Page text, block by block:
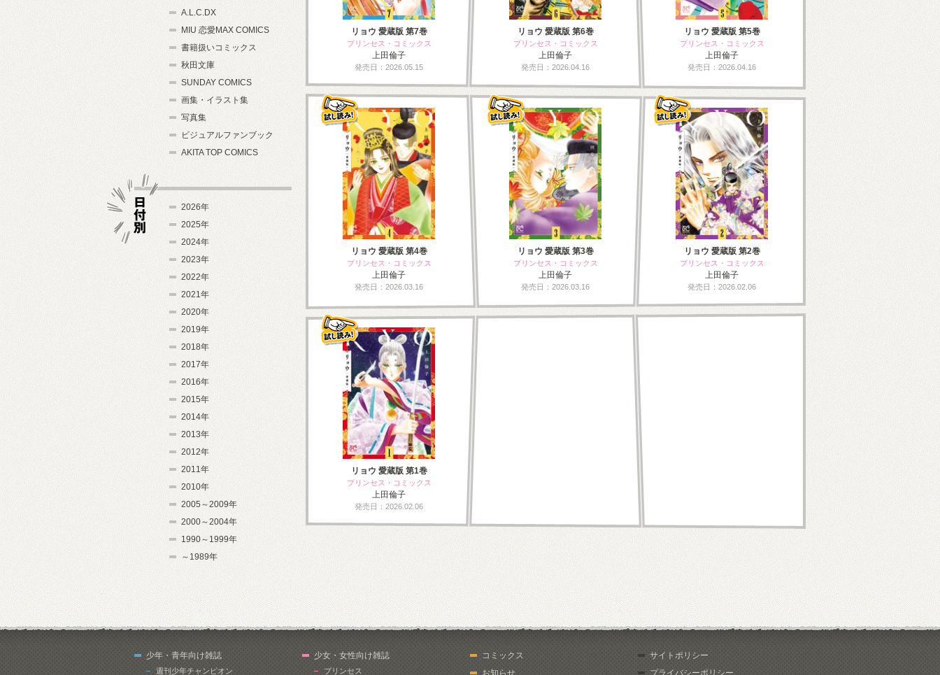
リョウ 愛蔵版 第7巻
プリンセス・コミックス
上田倫子
発売日：2026.05.15
リョウ 愛蔵版 第6巻
プリンセス・コミックス
上田倫子
発売日：2026.04.16
リョウ 愛蔵版 第5巻
プリンセス・コミックス
上田倫子
発売日：2026.04.16
リョウ 愛蔵版 第4巻
プリンセス・コミックス
上田倫子
発売日：2026.03.16
リョウ 愛蔵版 第3巻
プリンセス・コミックス
上田倫子
発売日：2026.03.16
リョウ 愛蔵版 第2巻
プリンセス・コミックス
上田倫子
発売日：2026.02.06
リョウ 愛蔵版 第1巻
プリンセス・コミックス
上田倫子
発売日：2026.02.06
A.L.C.DX
MIU 恋愛MAX COMICS
書籍扱いコミックス
秋田文庫
SUNDAY COMICS
画集・イラスト集
写真集
ビジュアルファンブック
AKITA TOP COMICS
2026年
2025年
2024年
2023年
2022年
2021年
2020年
2019年
2018年
2017年
2016年
2015年
2014年
2013年
2012年
2011年
2010年
2005～2009年
2000～2004年
1990～1999年
～1989年
少年・青年向け雑誌
週刊少年チャンピオン
少女・女性向け雑誌
プリンセス
コミックス
お知らせ
サイトポリシー
プライバシーポリシー